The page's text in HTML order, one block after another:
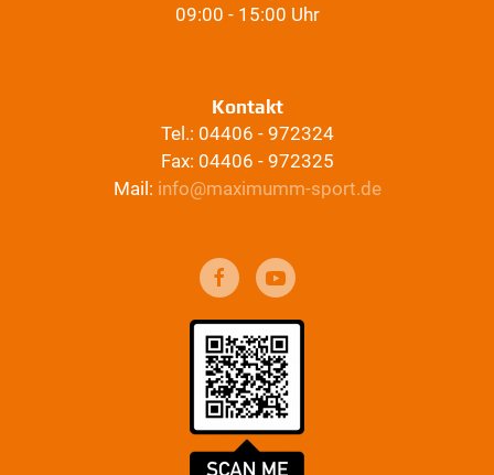
09:00 - 15:00 Uhr
Kontakt
Tel.: 04406 - 972324
Fax: 04406 - 972325
Mail: info@maximumm-sport.de